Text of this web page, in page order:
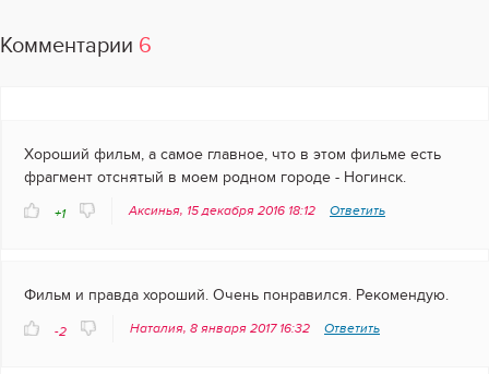
Комментарии 6
Хороший фильм, а самое главное, что в этом фильме есть
фрагмент отснятый в моем родном городе - Ногинск.
+1 Аксинья, 15 декабря 2016 18:12 Ответить
Фильм и правда хороший. Очень понравился. Рекомендую.
-2 Наталия, 8 января 2017 16:32 Ответить